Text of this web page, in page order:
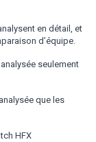
en détail, et
d’équipe.
seulement
que les
HFX